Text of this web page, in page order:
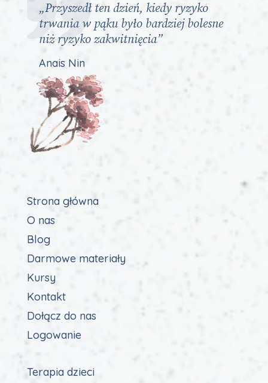
„Przyszedł ten dzień, kiedy ryzyko
trwania w pąku było bardziej bolesne
niż ryzyko zakwitnięcia”
Anais Nin
Strona główna
O nas
Blog
Darmowe materiały
Kursy
Kontakt
Dołącz do nas
Logowanie
Terapia dzieci